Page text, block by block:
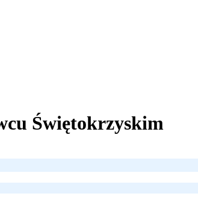
Świętokrzyskim